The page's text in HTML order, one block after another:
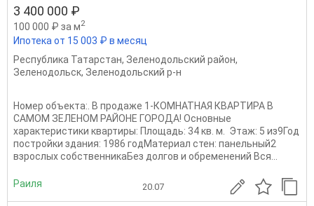
3 400 000 ₽
100 000 ₽ за м2
Ипотека от 15 003 ₽ в месяц
Республика Татарстан, Зеленодольский район,
Зеленодольск, Зеленодольский р-н
Номер объекта:. В продаже 1-КОМНАТНАЯ КВАРТИРА В
САМОМ ЗЕЛЕНОМ РАЙОНЕ ГОРОДА! Основные
характеристики квартиры: Площадь: 34 кв. м. ​​​​​​​Этаж: 5 из9Год
постройки здания: 1986 годМатериал стен: панельный2
взрослых собственникаБез долгов и обременений Вся...
Раиля 20.07